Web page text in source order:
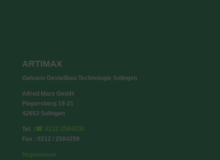
ARTIMAX
Galvano Gestellbau Technologie Solingen
Alfred Marx GmbH
Piepersberg 19-21
42653 Solingen
Tel. :☎ 0212 2584230
Fax : 0212 / 2584259
Impressum